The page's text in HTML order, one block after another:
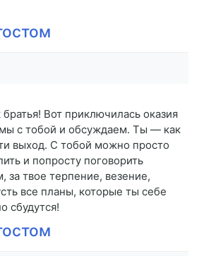
Вот приключилась оказия
с тобой и обсуждаем. Ты — как
выход. С тобой можно просто
и попросту поговорить
за твое терпение, везение,
все планы, которые ты себе
сбудутся!